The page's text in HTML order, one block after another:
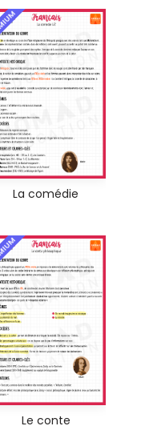
La comédie
Le conte